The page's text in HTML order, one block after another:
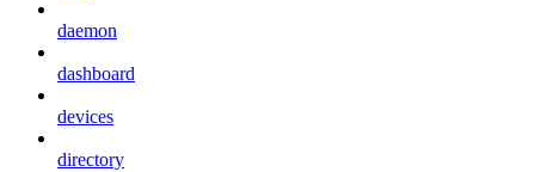
daemon
dashboard
devices
directory